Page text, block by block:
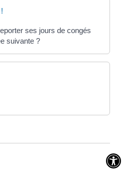
ses jours de congés
suivante ?